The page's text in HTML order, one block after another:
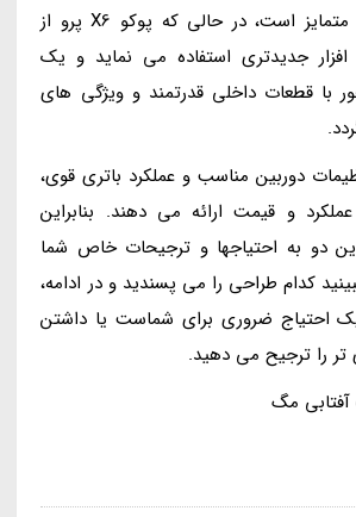
شارژ بی سیم خود متمایز است، در حالی که پوکو X6 پرو از
جدیدتری استفاده می نماید و یک
با قطعات داخلی قدرتمند و ویژگی های
دوربین مناسب و عملکرد باتری قوی،
و قیمت ارائه می دهند. بنابراین
دو به احتیاجها و ترجیحات خاص شما
کدام طراحی را می پسندید و در ادامه،
احتیاج ضروری برای شماست یا داشتن
تر را ترجیح می دهید.
آفتابی مگ